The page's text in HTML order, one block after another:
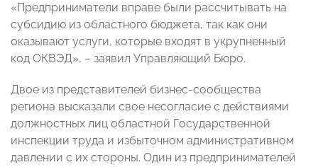
«Предприниматели вправе были рассчитывать на
субсидию из областного бюджета, так как они
оказывают услуги, которые входят в укрупненный
код ОКВЭД», – заявил Управляющий Бюро.
Двое из представителей бизнес-сообщества
региона высказали свое несогласие с действиями
должностных лиц областной Государственной
инспекции труда и избыточном административном
давлении с их стороны. Один из предпринимателей